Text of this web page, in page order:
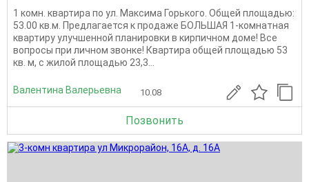
1 комн. квартира по ул. Максима Горького. Общей площадью:
53.00 кв.м. Предлагается к продаже БОЛЬШАЯ 1-комнатная
квартиру улучшенной планировки в кирпичном доме! Все
вопросы при личном звонке! Квартира общей площадью 53
кв. м, с жилой площадью 23,3...
Валентина Валерьевна 10.08
Позвонить